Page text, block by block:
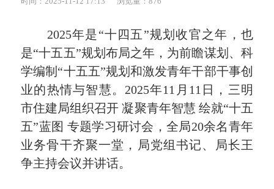
2025年是“十四五”规划收官之年，也
是“十五五”规划布局之年，为前瞻谋划、科
学编制“十五五”规划和激发青年干部干事创
业的热情与智慧。2025年11月11日，三明
市住建局组织召开 凝聚青年智慧 绘就“十五
五”蓝图 专题学习研讨会，全局20余名青年
业务骨干齐聚一堂，局党组书记、局长王
争主持会议并讲话。